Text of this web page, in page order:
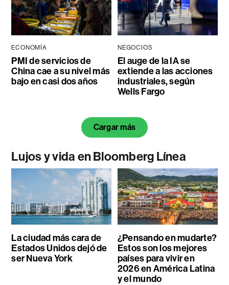
ECONOMÍA
PMI de servicios de
China cae a su nivel más
bajo en casi dos años
NEGOCIOS
El auge de la IA se
extiende a las acciones
industriales, según
Wells Fargo
Cargar más
Lujos y vida en Bloomberg Línea
La ciudad más cara de
Estados Unidos dejó de
ser Nueva York
¿Pensando en mudarte?
Estos son los mejores
países para vivir en
2026 en América Latina
y el mundo